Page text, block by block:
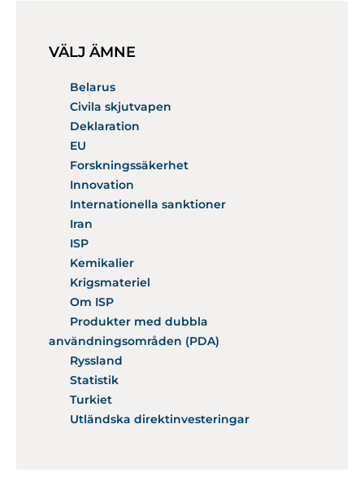
VÄLJ ÄMNE
Belarus
Civila skjutvapen
Deklaration
EU
Forskningssäkerhet
Innovation
Internationella sanktioner
Iran
ISP
Kemikalier
Krigsmateriel
Om ISP
Produkter med dubbla
användningsområden (PDA)
Ryssland
Statistik
Turkiet
Utländska direktinvesteringar